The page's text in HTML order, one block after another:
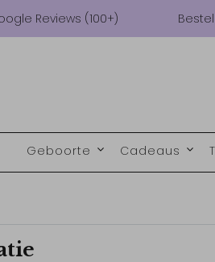
Reviews (100+)
Geboorte Cadeaus